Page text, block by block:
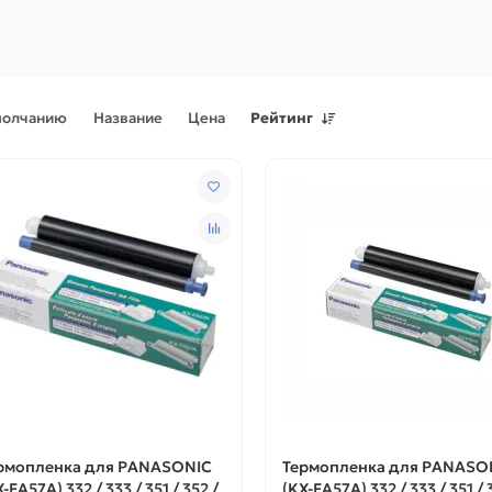
Поступления товаров 08.07.2026
- Новое поступление
Поступления товаров
23.06.2026 - Новое
Название Цена Рейтинг
для PANASONIC
Термопленка для